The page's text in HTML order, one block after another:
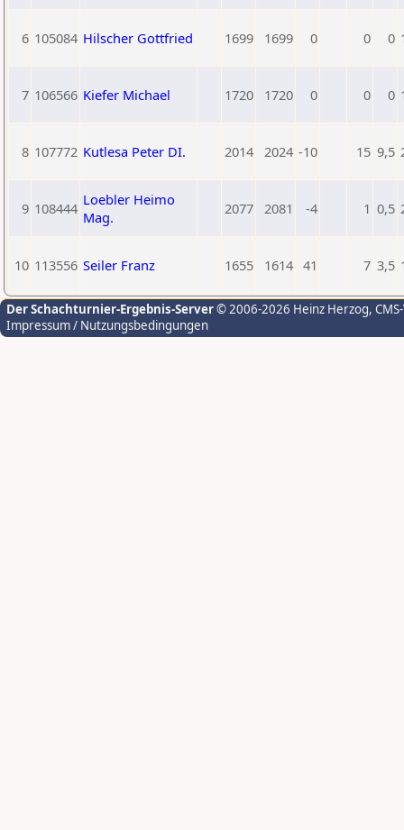
6 105084 Hilscher Gottfried 1699 1699 0 0 0
7 106566 Kiefer Michael 1720 1720 0 0 0
8 107772 Kutlesa Peter DI. 2014 2024 -10 15 9,5
9 108444 Loebler Heimo
Mag.
2077 2081 -4 1 0,5
10 113556 Seiler Franz 1655 1614 41 7 3,5
Der Schachturnier-Ergebnis-Server© 2006-2026 Heinz Herzog,
Impressum / Nutzungsbedingungen